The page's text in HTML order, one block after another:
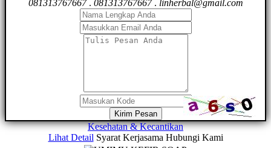
081313767667. 081313767667. linherbal@gmail.com
Kirim Pesan
Kesehatan & Kecantikan
Lihat Detail Syarat Kerjasama Hubungi Kami